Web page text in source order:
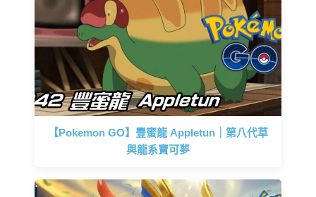
【Pokemon GO】豐蜜龍 Appletun｜第八代草
與龍系寶可夢